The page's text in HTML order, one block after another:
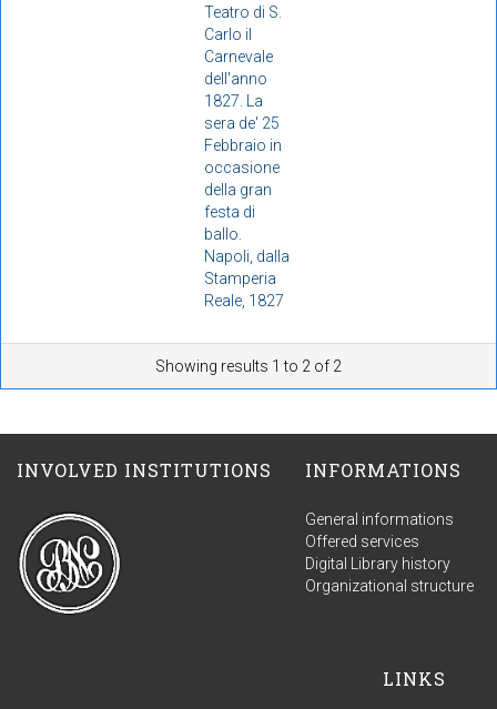
Teatro di S.
Carlo il
Carnevale
dell'anno
1827. La
sera de' 25
Febbraio in
occasione
della gran
festa di
ballo.
Napoli, dalla
Stamperia
Reale, 1827
Showing results 1 to 2 of 2
INVOLVED INSTITUTIONS INFORMATIONS
General informations
Offered services
Digital Library history
Organizational structure
LINKS